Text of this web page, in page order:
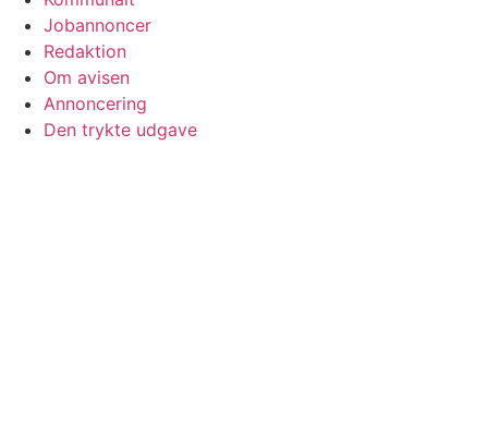
Jobannoncer
Redaktion
Om avisen
Annoncering
Den trykte udgave